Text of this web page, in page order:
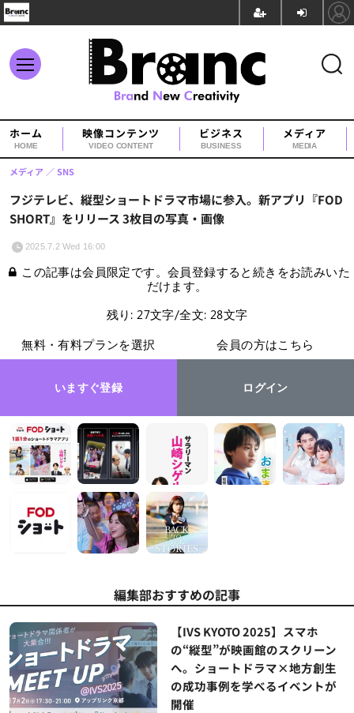
ホーム
HOME
映像コンテンツ
VIDEO CONTENT
ビジネス
BUSINESS
メディア
MEDIA
フジテレビ、縦型ショートドラマ市場に参入。新アプリ『FOD
SHORT』をリリース 3枚目の写真・画像
メディア SNS
2025.7.2 Wed 16:00
この記事は会員限定です。会員登録すると続きをお読みいた
だけます。
残り: 27文字/全文: 28文字
無料・有料プランを選択
いますぐ登録
会員の方はこちら
ログイン
編集部おすすめの記事
【IVS KYOTO 2025】スマホ
の“縦型”が映画館のスクリーン
へ。ショートドラマ×地方創生
の成功事例を学べるイベントが
開催